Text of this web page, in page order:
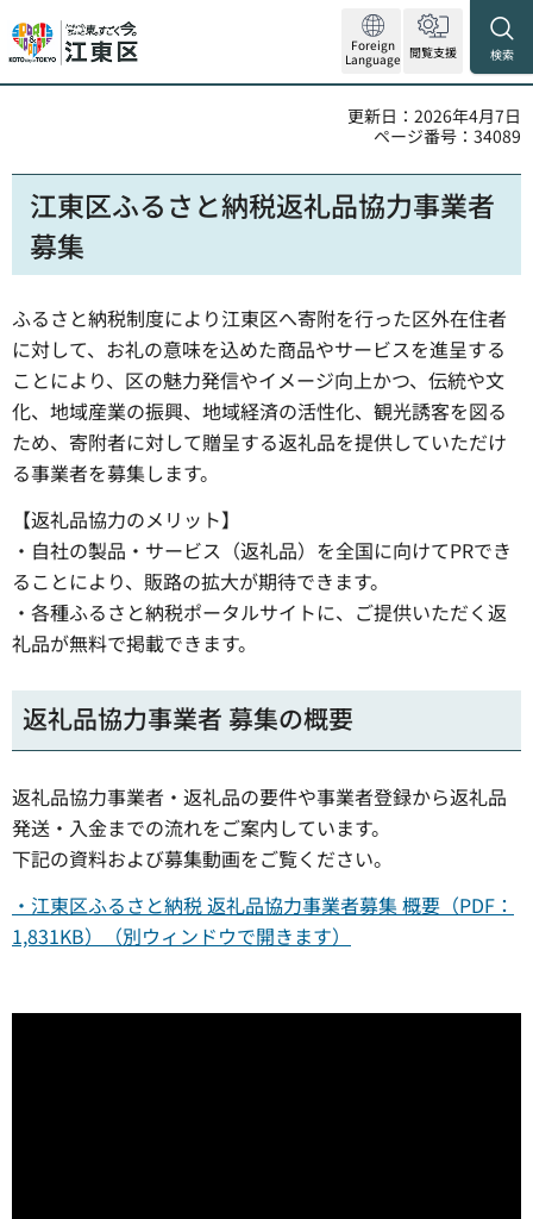
Foreign
Language 閲覧支援 検索
更新日：2026年4月7日
ページ番号：34089
江東区ふるさと納税返礼品協力事業者
募集
ふるさと納税制度により江東区へ寄附を行った区外在住者
に対して、お礼の意味を込めた商品やサービスを進呈する
ことにより、区の魅力発信やイメージ向上かつ、伝統や文
化、地域産業の振興、地域経済の活性化、観光誘客を図る
ため、寄附者に対して贈呈する返礼品を提供していただけ
る事業者を募集します。
【返礼品協力のメリット】
・自社の製品・サービス（返礼品）を全国に向けてPRでき
ることにより、販路の拡大が期待できます。
・各種ふるさと納税ポータルサイトに、ご提供いただく返
礼品が無料で掲載できます。
返礼品協力事業者 募集の概要
返礼品協力事業者・返礼品の要件や事業者登録から返礼品
発送・入金までの流れをご案内しています。
下記の資料および募集動画をご覧ください。
・江東区ふるさと納税 返礼品協力事業者募集 概要（PDF：
1,831KB）（別ウィンドウで開きます）